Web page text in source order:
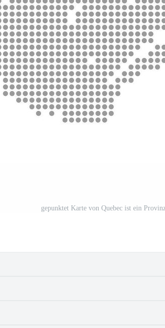
gepunktet Karte von Quebec ist ein